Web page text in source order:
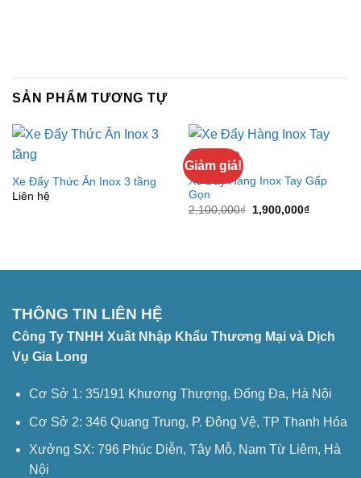
SẢN PHẨM TƯƠNG TỰ
Xe Đẩy Thức Ăn Inox 3 tầng
Liên hệ
Giảm giá!
Xe Đẩy Hàng Inox Tay Gấp
Gọn
2,100,000₫
Giá
gốc
1,900,000₫Giá
THÔNG TIN LIÊN HỆ
Công Ty TNHH Xuất Nhập Khẩu Thương Mại và Dịch
Vụ Gia Long
Cơ Sở 1: 35/191 Khương Thượng, Đống Đa, Hà Nội
Cơ Sở 2: 346 Quang Trung, P. Đông Vệ, TP Thanh Hóa
Xưởng SX: 796 Phúc Diễn, Tây Mỗ, Nam Từ Liêm, Hà
Nội